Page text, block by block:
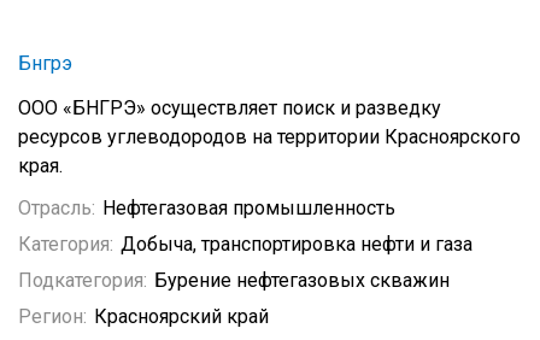
Бнгрэ
ООО «БНГРЭ» осуществляет поиск и разведку
ресурсов углеводородов на территории Красноярского
края.
Отрасль: Нефтегазовая промышленность
Категория: Добыча, транспортировка нефти и газа
Подкатегория: Бурение нефтегазовых скважин
Регион: Красноярский край